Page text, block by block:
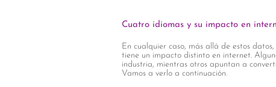
Cuatro idiomas y su impacto en
En cualquier caso, más allá de estos
tiene un impacto distinto en internet.
industria, mientras otros apuntan a
Vamos a verlo a continuación.